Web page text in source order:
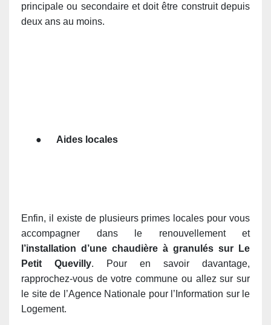
principale ou secondaire et doit être construit depuis
deux ans au moins.
● Aides locales
Enfin, il existe de plusieurs primes locales pour vous
accompagner dans le renouvellement et
l’installation d’une chaudière à granulés sur Le
Petit Quevilly. Pour en savoir davantage,
rapprochez-vous de votre commune ou allez sur sur
le site de l’Agence Nationale pour l’Information sur le
Logement.